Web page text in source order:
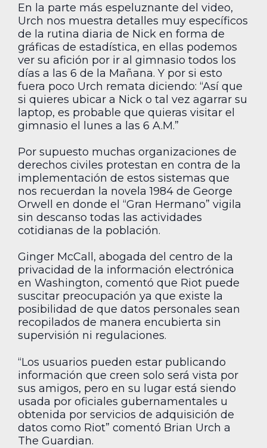
En la parte más espeluznante del video,
Urch nos muestra detalles muy específicos
de la rutina diaria de Nick en forma de
gráficas de estadística, en ellas podemos
ver su afición por ir al gimnasio todos los
días a las 6 de la Mañana. Y por si esto
fuera poco Urch remata diciendo: “Así que
si quieres ubicar a Nick o tal vez agarrar su
laptop, es probable que quieras visitar el
gimnasio el lunes a las 6 A.M.”
Por supuesto muchas organizaciones de
derechos civiles protestan en contra de la
implementación de estos sistemas que
nos recuerdan la novela 1984 de George
Orwell en donde el “Gran Hermano” vigila
sin descanso todas las actividades
cotidianas de la población.
Ginger McCall, abogada del centro de la
privacidad de la información electrónica
en Washington, comentó que Riot puede
suscitar preocupación ya que existe la
posibilidad de que datos personales sean
recopilados de manera encubierta sin
supervisión ni regulaciones.
“Los usuarios pueden estar publicando
información que creen solo será vista por
sus amigos, pero en su lugar está siendo
usada por oficiales gubernamentales u
obtenida por servicios de adquisición de
datos como Riot” comentó Brian Urch a
The Guardian.